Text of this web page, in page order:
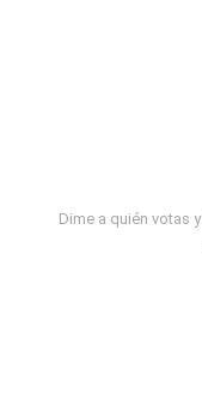
Dime a quién votas